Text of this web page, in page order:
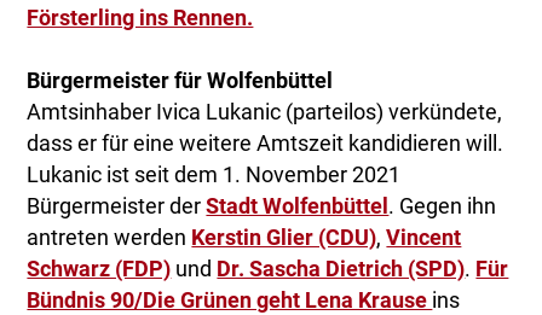
Försterling ins Rennen.
Bürgermeister für Wolfenbüttel
Amtsinhaber Ivica Lukanic (parteilos) verkündete,
dass er für eine weitere Amtszeit kandidieren will.
Lukanic ist seit dem 1. November 2021
Bürgermeister derStadt Wolfenbüttel . Gegen ihn
antreten werden Kerstin Glier (CDU),Vincent
Schwarz (FDP) und Dr. Sascha Dietrich (SPD). Für
Bündnis 90/Die Grünen geht Lena Krause ins